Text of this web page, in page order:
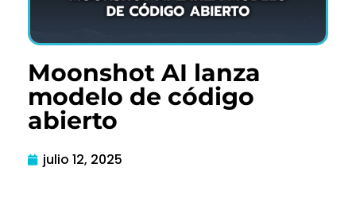
Moonshot AI lanza
modelo de código
abierto
julio 12, 2025